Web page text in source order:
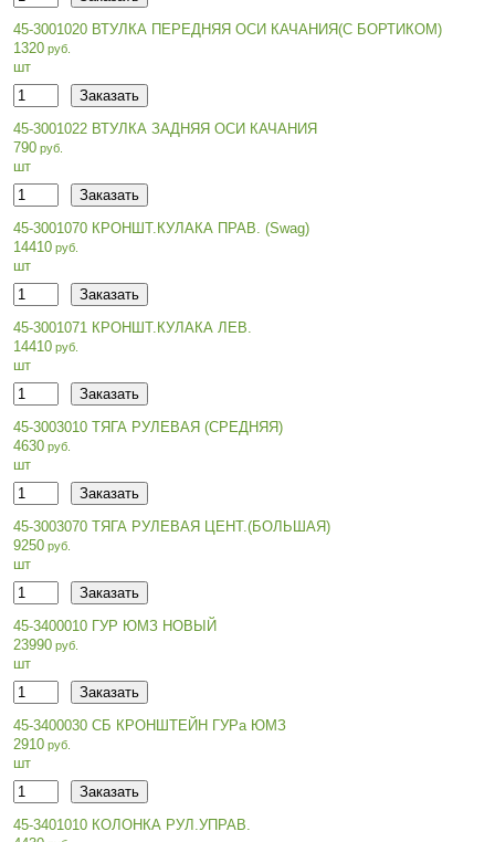
45-3001020 ВТУЛКА ПЕРЕДНЯЯ ОСИ КАЧАНИЯ(С БОРТИКОМ)
1320
шт
45-3001022 ВТУЛКА ЗАДНЯЯ ОСИ КАЧАНИЯ
790
шт
45-3001070 КРОНШТ.КУЛАКА ПРАВ. (Swag)
14410
шт
45-3001071 КРОНШТ.КУЛАКА ЛЕВ.
14410
шт
45-3003010 ТЯГА РУЛЕВАЯ (СРЕДНЯЯ)
4630
шт
45-3003070 ТЯГА РУЛЕВАЯ ЦЕНТ.(БОЛЬШАЯ)
9250
шт
45-3400010 ГУР ЮМЗ НОВЫЙ
23990
шт
45-3400030 СБ КРОНШТЕЙН ГУРа ЮМЗ
2910
шт
45-3401010 КОЛОНКА РУЛ.УПРАВ.